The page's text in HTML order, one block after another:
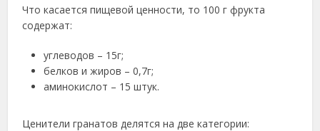
Что касается пищевой ценности, то 100 г фрукта
содержат:
углеводов – 15г;
белков и жиров – 0,7г;
аминокислот – 15 штук.
Ценители гранатов делятся на две категории: